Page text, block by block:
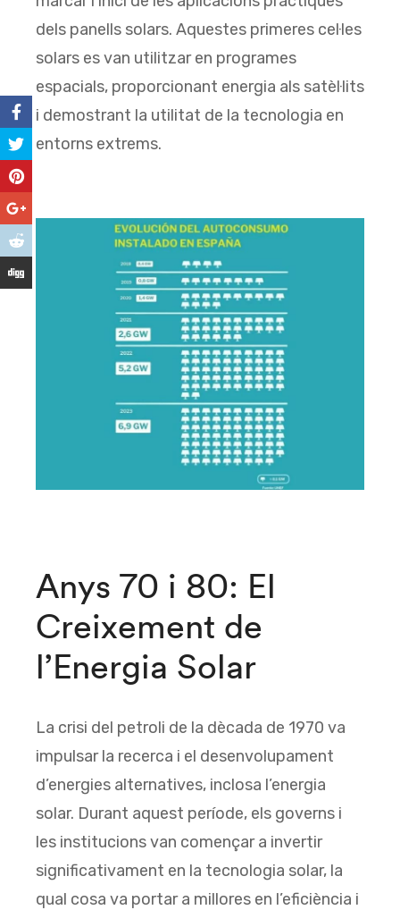
dels panells solars. Aquestes primeres cel·les
solars es van utilitzar en programes
espacials, proporcionant energia als satèl·lits
i demostrant la utilitat de la tecnologia en
entorns extrems.
Anys 70 i 80: El
Creixement de
l’Energia Solar
La crisi del petroli de la dècada de 1970 va
impulsar la recerca i el desenvolupament
d’energies alternatives, inclosa l’energia
solar. Durant aquest període, els governs i
les institucions van començar a invertir
significativament en la tecnologia solar, la
qual cosa va portar a millores en l’eficiència i